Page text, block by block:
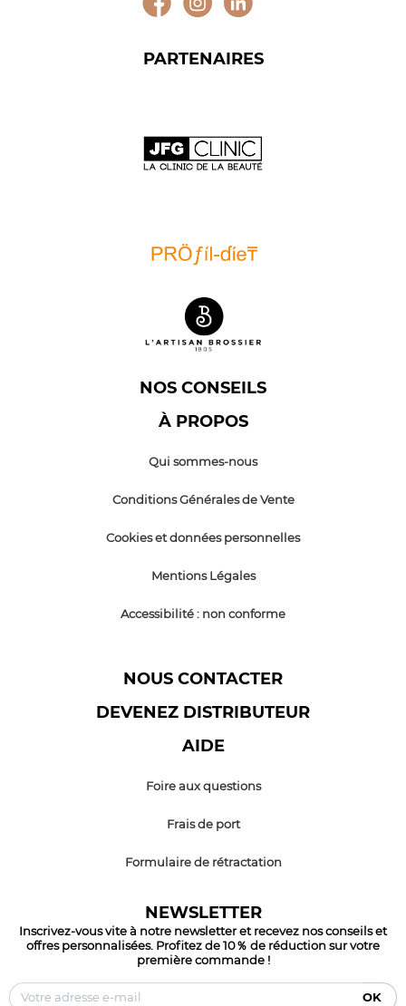
PARTENAIRES
NOS CONSEILS
À PROPOS
Qui sommes-nous
Conditions Générales de Vente
Cookies et données personnelles
Mentions Légales
Accessibilité : non conforme
NOUS CONTACTER
DEVENEZ DISTRIBUTEUR
AIDE
Foire aux questions
Frais de port
Formulaire de rétractation
NEWSLETTER
Inscrivez-vous vite à notre newsletter et recevez nos conseils et
offres personnalisées. Profitez de 10％ de réduction sur votre
première commande !
OK